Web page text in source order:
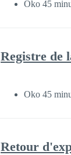
Oko 45
Registre de
Oko 45
Retour